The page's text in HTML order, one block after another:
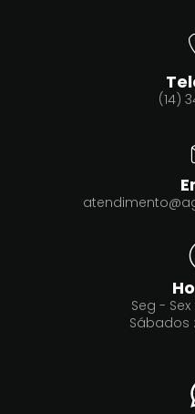
(14)
Seg - Sex
Sábados